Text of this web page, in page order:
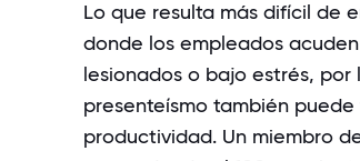
Lo que resulta más difícil de
donde los empleados
lesionados o bajo estrés,
presenteísmo también
productividad. Un miembro